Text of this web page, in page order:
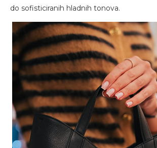
do sofisticiranih hladnih tonova.